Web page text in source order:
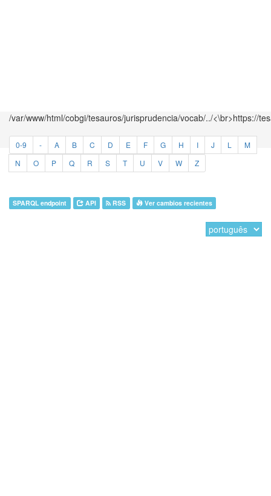
/var/www/html/cobgi/tesauros/jurisprudencia/vocab/../<\br>https://
0-9 - A B C D E F G H I J L
M
N
O P Q R S T U V W Z
SPARQL endpoint API RSS Ver cambios recientes